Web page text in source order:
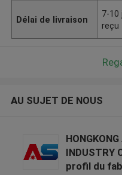
Délai de livraison
7-10
reçu
AU SUJET DE NOUS
INDUSTRY
profil du